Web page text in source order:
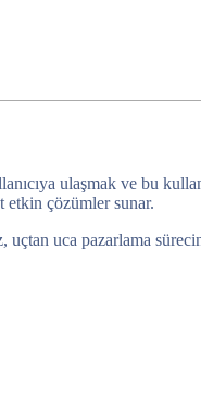
ulaşmak ve bu
etkin çözümler sunar.
uca pazarlama